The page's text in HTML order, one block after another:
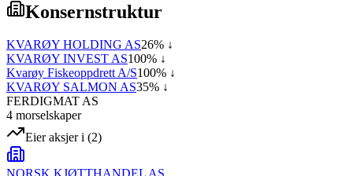
Konsernstruktur
KVARØY HOLDING AS26% ↓
KVARØY INVEST AS100% ↓
Kvarøy Fiskeoppdrett A/S100% ↓
KVARØY SALMON AS35% ↓
FERDIGMAT AS
4 morselskaper
Eier aksjer i (2)